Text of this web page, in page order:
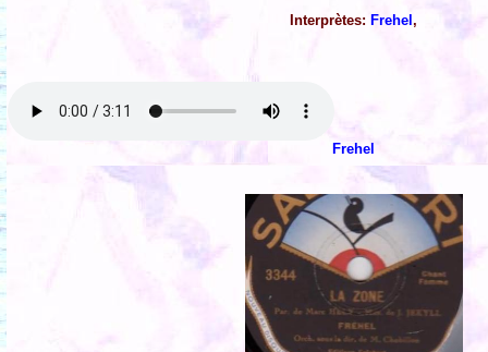
Interprètes: Frehel,
Frehel